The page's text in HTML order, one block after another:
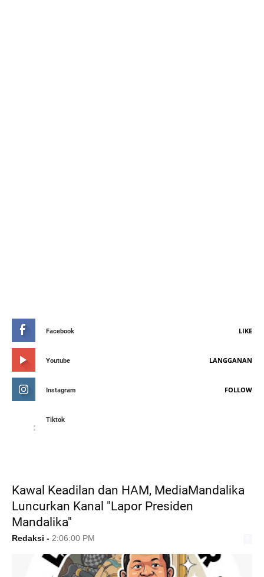
Facebook LIKE
Youtube LANGGANAN
Instagram FOLLOW
Tiktok
Kawal Keadilan dan HAM, MediaMandalika
Luncurkan Kanal "Lapor Presiden
Mandalika"
Redaksi - 2:06:00 PM